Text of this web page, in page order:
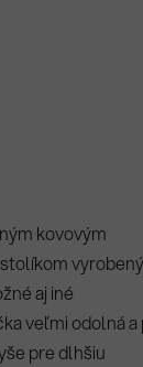
kovovým
aj iné
veľmi odolná a
pre dlhšiu